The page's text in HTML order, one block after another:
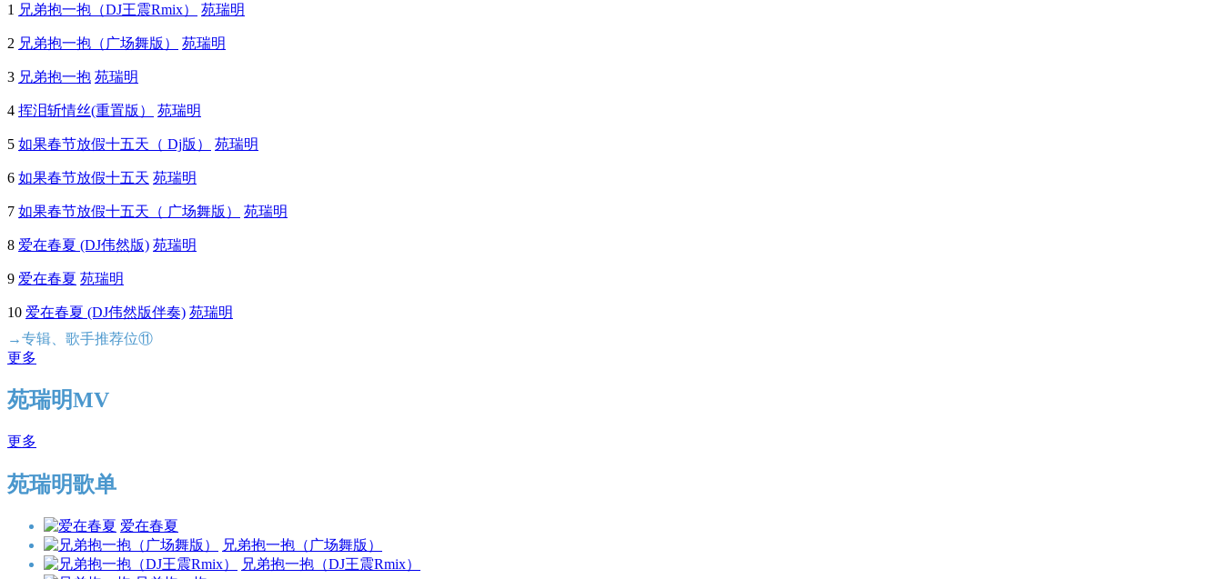
1 兄弟抱一抱（DJ王震Rmix） 苑瑞明
2 兄弟抱一抱（广场舞版） 苑瑞明
3 兄弟抱一抱 苑瑞明
4 挥泪斩情丝(重置版） 苑瑞明
5 如果春节放假十五天（ Dj版） 苑瑞明
6 如果春节放假十五天 苑瑞明
7 如果春节放假十五天（ 广场舞版） 苑瑞明
8 爱在春夏 (DJ伟然版) 苑瑞明
9 爱在春夏 苑瑞明
10 爱在春夏 (DJ伟然版伴奏) 苑瑞明
→专辑、歌手推荐位⑪
更多
苑瑞明MV
更多
苑瑞明歌单
爱在春夏
兄弟抱一抱（广场舞版）
兄弟抱一抱（DJ王震Rmix）